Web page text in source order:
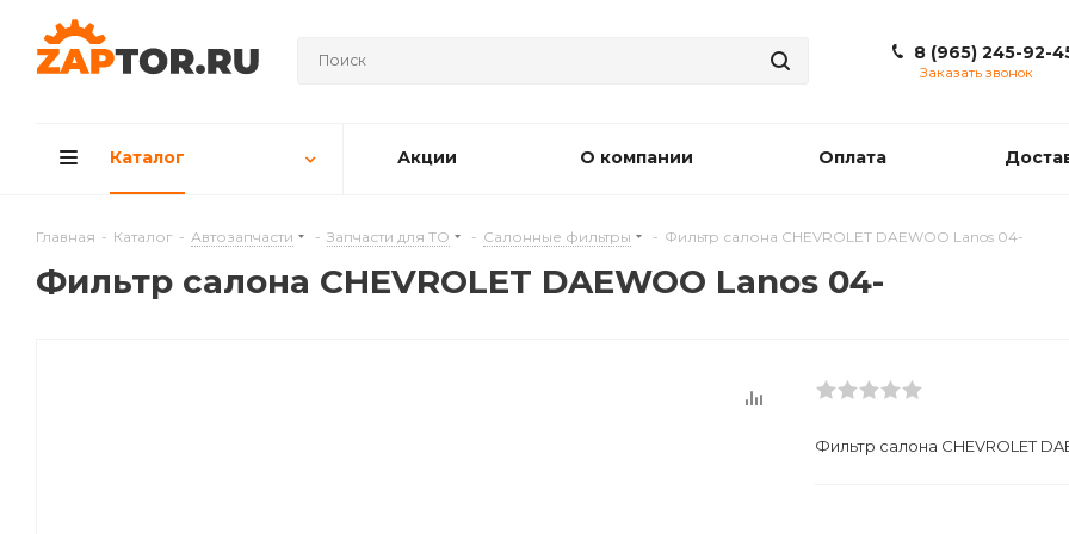
8 (965) 245-92-
Заказать звонок
Каталог Акции О компании Оплата
Главная - Каталог - Автозапчасти - Запчасти для ТО - Салонные фильтры - Фильтр салона CHEVROLET DAEWOO Lanos 04-
Фильтр салона CHEVROLET DAEWOO Lanos 04-
Фильтр салона CHEVROLET